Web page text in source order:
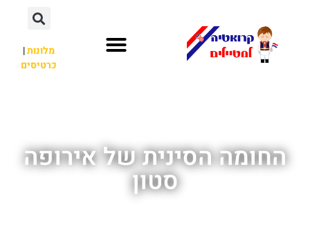
מלונות|
כרטיסים
החומה הסינית של אירופה
סטון